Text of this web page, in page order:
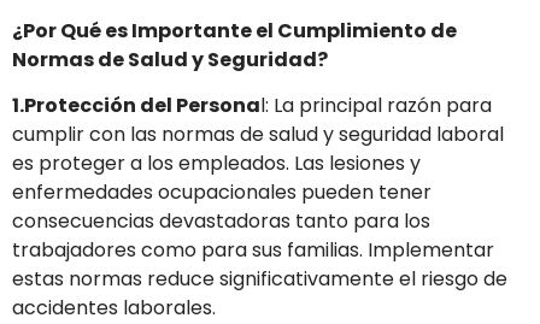
¿Por Qué es Importante el Cumplimiento de
Normas de Salud y Seguridad?
1.Protección del Personal: La principal razón para
cumplir con las normas de salud y seguridad laboral
es proteger a los empleados. Las lesiones y
enfermedades ocupacionales pueden tener
consecuencias devastadoras tanto para los
trabajadores como para sus familias. Implementar
estas normas reduce significativamente el riesgo de
accidentes laborales.